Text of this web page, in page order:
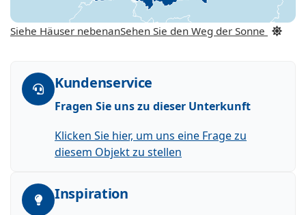
Siehe Häuser nebenanSehen Sie den Weg der Sonne
Kundenservice
Fragen Sie uns zu dieser Unterkunft
Klicken Sie hier, um uns eine Frage zu
diesem Objekt zu stellen
Inspiration